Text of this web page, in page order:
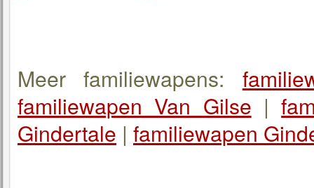
Meer familiewapens:
familiewapen Van Gilse |
Gindertale | familiewapen